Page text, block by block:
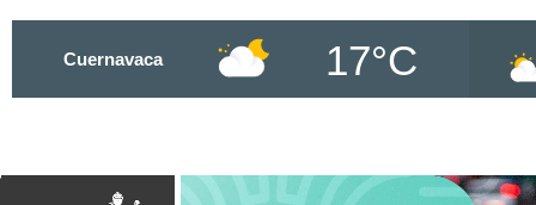
Cuernavaca 17°C